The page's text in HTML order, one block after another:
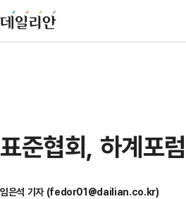
표준협회, 하계포
임은석 기자 (fedor01@dailian.co.kr)